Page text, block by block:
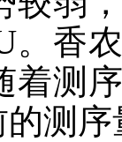
。香
着测
测